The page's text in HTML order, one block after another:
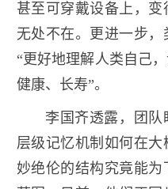
甚至可穿戴设备上，
无处不在。更进一步，
“更好地理解人类自己
健康、长寿”。
李国齐透露，团队
层级记忆机制如何在
妙绝伦的结构究竟能